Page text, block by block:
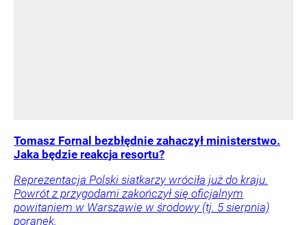
Tomasz Fornal bezbłędnie zahaczył ministerstwo.
Jaka będzie reakcja resortu?
Reprezentacja Polski siatkarzy wróciła już do kraju.
Powrót z przygodami zakończył się oficjalnym
powitaniem w Warszawie w środowy (tj. 5 sierpnia)
poranek.